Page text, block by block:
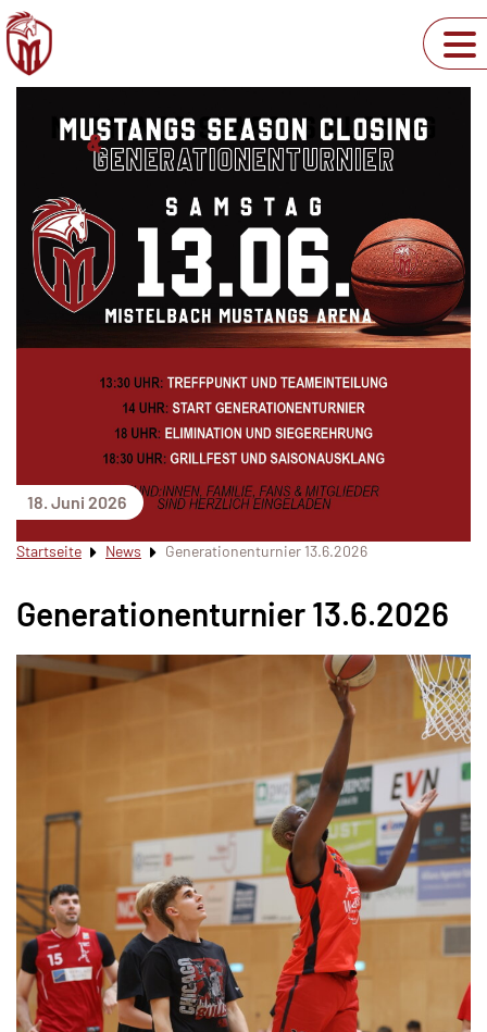
18. Juni 2026
Startseite News Generationenturnier 13.6.2026
Generationenturnier 13.6.2026